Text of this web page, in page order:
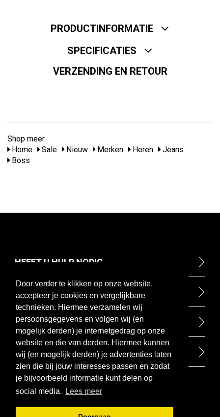
Door verder te klikken op onze website,
accepteer je cookies en vergelijkbare
technieken. Hiermee verzamelen wij
persoonsgegevens en volgen wij (en
mogelijk derden) je internetgedrag op onze
website en die van derden. Hiermee kunnen
wij (en mogelijk derden) je advertenties laten
zien die bij jouw interesses passen en zodat
je bijvoorbeeld informatie kunt delen op
social media.
Lees meer
PRODUCTINFORMATIE
SPECIFICATIES
VERZENDING EN RETOUR
Shop meer
Home
Sale Nieuw Merken Heren
Jeans
Boss
HEEFT U HULP NODIG
ONTDEK
BETAALMETHODEN
BEZOEK ONZE WINKEL